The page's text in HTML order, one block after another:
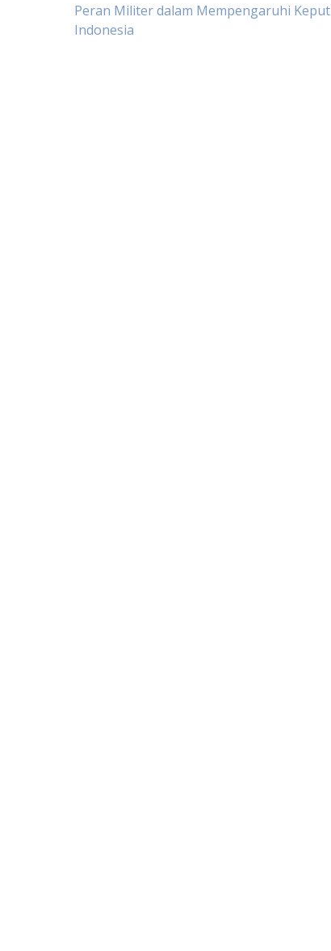
Post
Peran Militer dalam Mempengaruhi
Indonesia